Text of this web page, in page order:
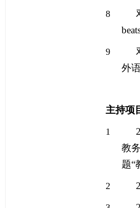
8
9
外
主持项
1
教
题“
2